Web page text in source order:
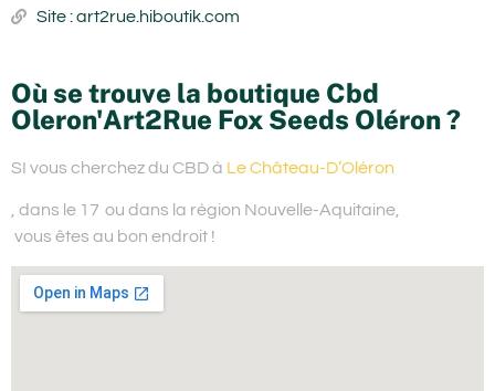
Site : art2rue.hiboutik.com
Où se trouve la boutique Cbd
Oleron'Art2Rue Fox Seeds Oléron ?
SI vous cherchez du CBD à Le Château-D’Oléron
, dans le 17 ou dans la région Nouvelle-Aquitaine,
vous êtes au bon endroit !